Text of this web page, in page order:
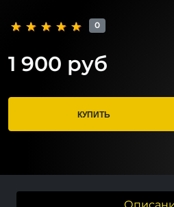
0
1 900 руб
КУПИТЬ